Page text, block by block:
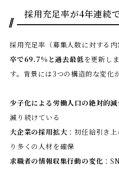
採用充足率が4年連続
採用充足率（募集人数に対する
卒で69.7%と過去最低を更新し
す。背景には3つの構造的な変化
少子化による労働人口の絶対的減
減り続けている
大企業の採用拡大 ：初任給引き
り多くの人材を確保
求職者の情報収集行動の変化 ：